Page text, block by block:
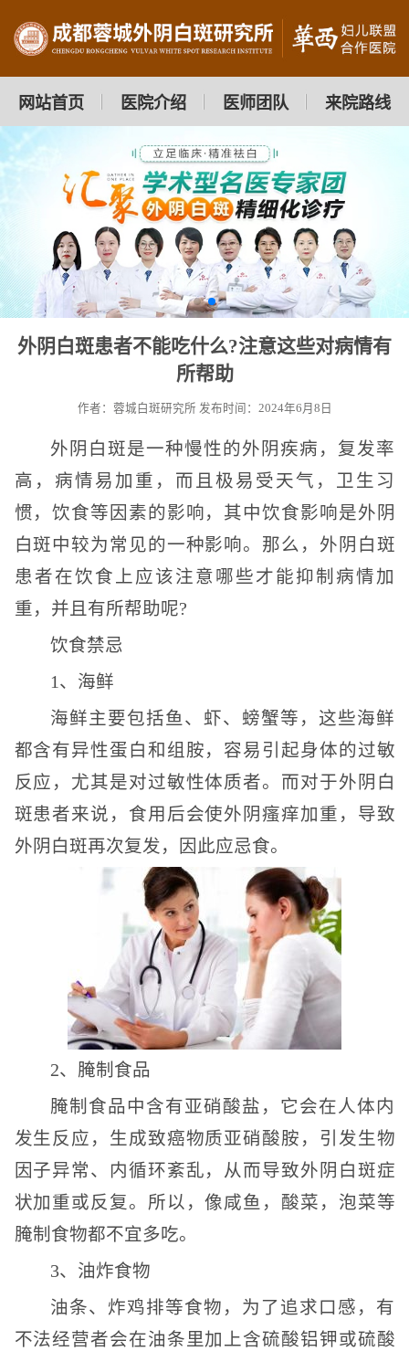
网站首页 医院介绍 医师团队 来院路线
外阴白斑患者不能吃什么?注意这些对病情有
所帮助
作者：蓉城白斑研究所 发布时间：2024年6月8日
外阴白斑是一种慢性的外阴疾病，复发率
高，病情易加重，而且极易受天气，卫生习
惯，饮食等因素的影响，其中饮食影响是外阴
白斑中较为常见的一种影响。那么，外阴白斑
患者在饮食上应该注意哪些才能抑制病情加
重，并且有所帮助呢?
饮食禁忌
1、海鲜
海鲜主要包括鱼、虾、螃蟹等，这些海鲜
都含有异性蛋白和组胺，容易引起身体的过敏
反应，尤其是对过敏性体质者。而对于外阴白
斑患者来说，食用后会使外阴瘙痒加重，导致
外阴白斑再次复发，因此应忌食。
2、腌制食品
腌制食品中含有亚硝酸盐，它会在人体内
发生反应，生成致癌物质亚硝酸胺，引发生物
因子异常、内循环紊乱，从而导致外阴白斑症
状加重或反复。所以，像咸鱼，酸菜，泡菜等
腌制食物都不宜多吃。
3、油炸食物
油条、炸鸡排等食物，为了追求口感，有
不法经营者会在油条里加上含硫酸铝钾或硫酸